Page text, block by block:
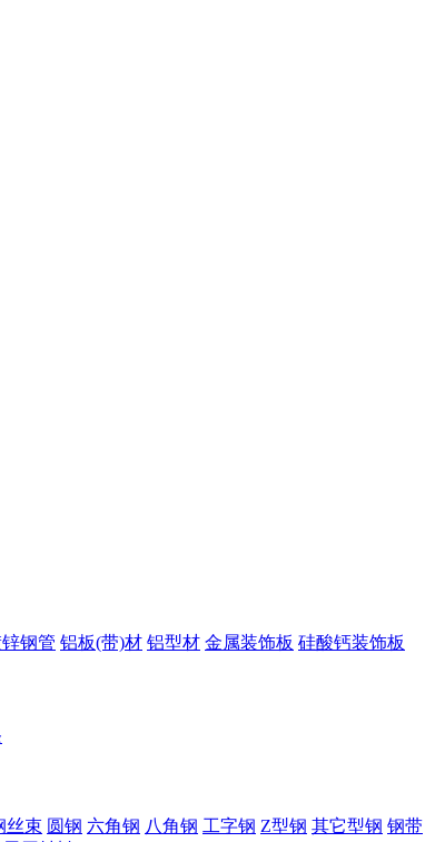
钢管 铝板(带)材 铝型材 金属装饰板 硅酸钙装饰板
丝束 圆钢 六角钢 八角钢 工字钢 Z型钢 其它型钢 钢带